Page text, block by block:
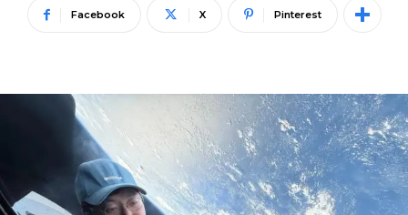
Facebook X Pinterest